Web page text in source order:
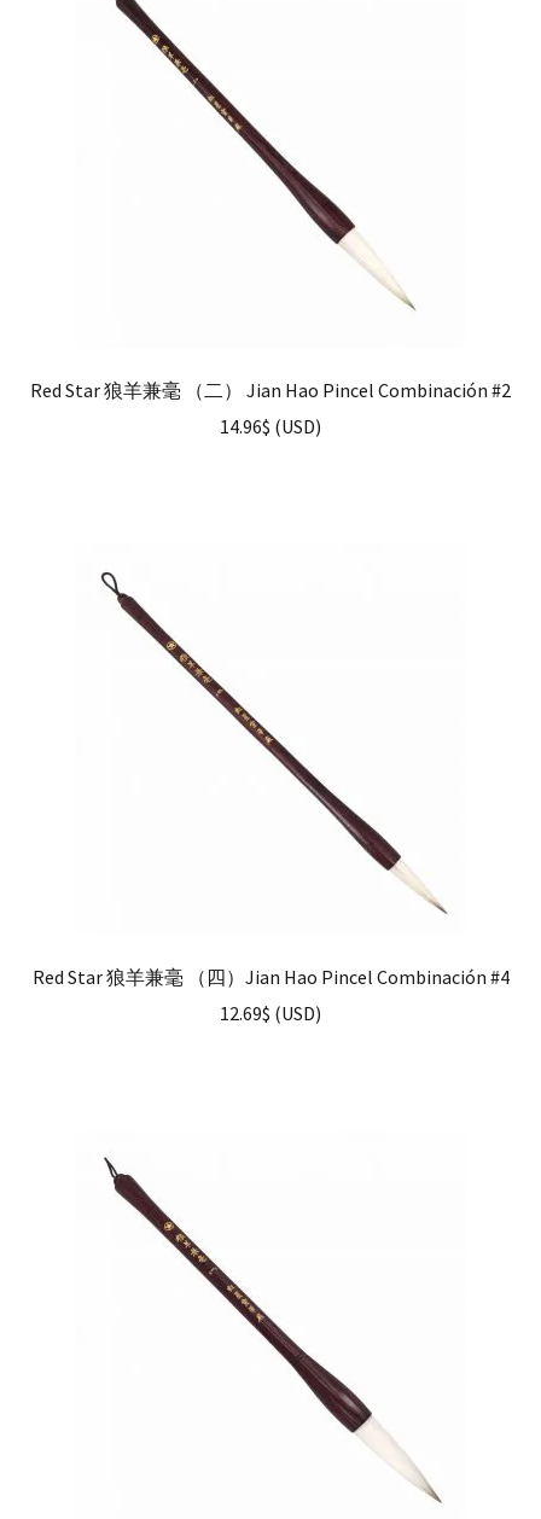
Red Star 狼羊兼毫 （二） Jian Hao Pincel Combinación #2
14.96$ (USD)
Red Star 狼羊兼毫 （四）Jian Hao Pincel Combinación #4
12.69$ (USD)